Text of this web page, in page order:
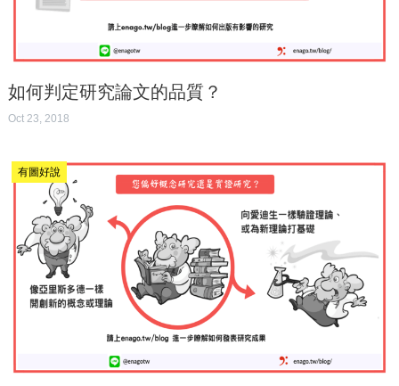
如何判定研究論文的品質？
Oct 23, 2018
有圖好說